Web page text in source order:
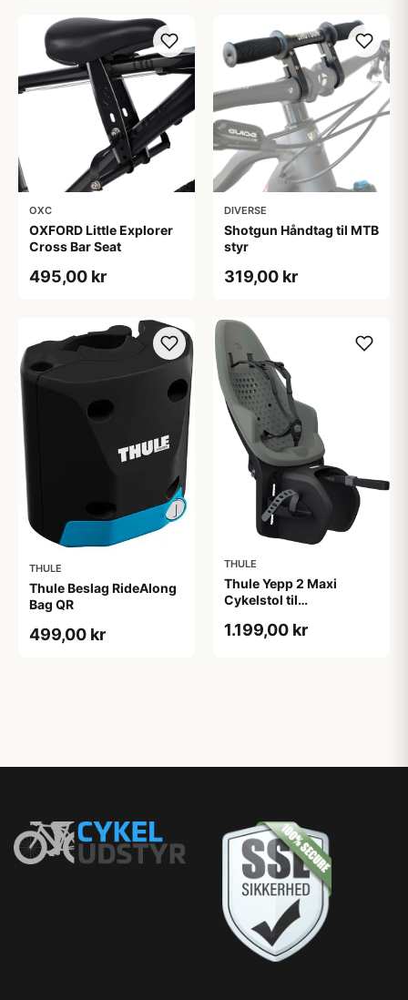
OXC
OXFORD Little Explorer
Cross Bar Seat
495,00 kr
DIVERSE
Shotgun Håndtag til MTB
styr
319,00 kr
THULE
Thule Beslag RideAlong
Bag QR
499,00 kr
THULE
Thule Yepp 2 Maxi
Cykelstol til
1.199,00 kr